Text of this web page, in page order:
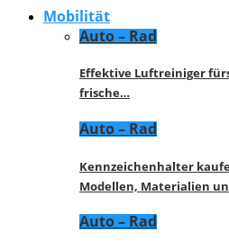
Mobilität
Auto – Rad
Effektive Luftreiniger
frische…
Auto – Rad
Kennzeichenhalter
Modellen, Materialien
Auto – Rad